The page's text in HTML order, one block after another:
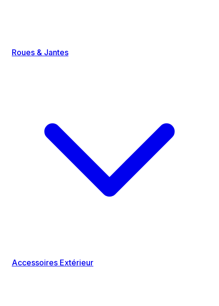
Roues & Jantes
Accessoires Extérieur